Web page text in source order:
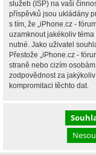
služeb (ISP) na vaši
příspěvků jsou ukládány
s tím, že „iPhone.cz -
uzamknout jakékoliv
nutné. Jako uživatel
Přestože „iPhone.cz -
straně nebo cizím
zodpovědnost za
kompromitaci těchto dat.